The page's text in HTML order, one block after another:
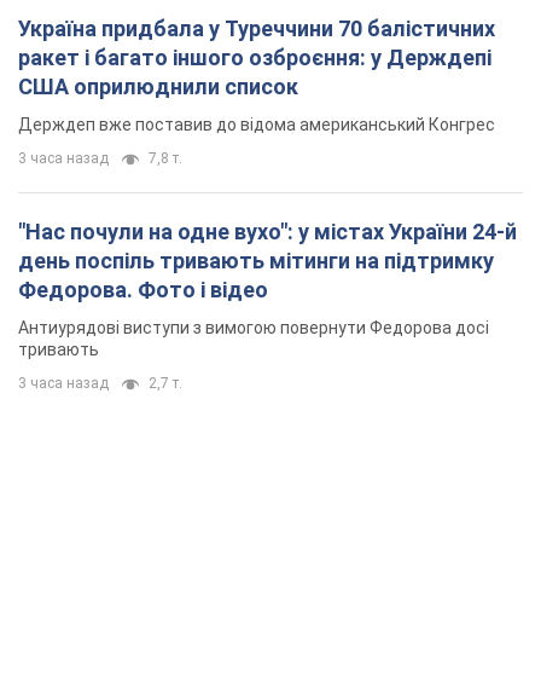
Україна придбала у Туреччини 70 балістичних
ракет і багато іншого озброєння: у Держдепі
США оприлюднили список
Держдеп вже поставив до відома американський Конгрес
3 часа назад 7,8 т.
"Нас почули на одне вухо": у містах України 24-й
день поспіль тривають мітинги на підтримку
Федорова. Фото і відео
Антиурядові виступи з вимогою повернути Федорова досі
тривають
3 часа назад 2,7 т.